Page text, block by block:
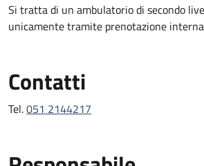
Si tratta di un ambulatorio di secondo
unicamente tramite prenotazione
Contatti
Tel.051 2144217